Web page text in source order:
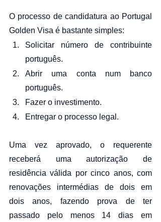
O processo de candidatura ao Portugal
Golden Visa é bastante simples:
Solicitar número de contribuinte
português.
Abrir uma conta num banco
português.
Fazer o investimento.
Entregar o processo legal.
Uma vez aprovado, o requerente
receberá uma autorização de
residência válida por cinco anos, com
renovações intermédias de dois em
dois anos, fazendo prova de ter
passado pelo menos 14 dias em